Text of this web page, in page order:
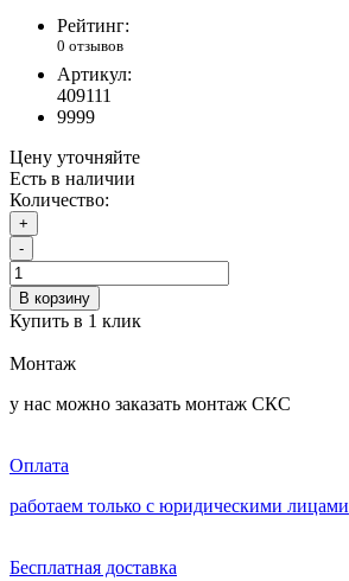
Рейтинг:
0 отзывов
Артикул:
409111
9999
Цену уточняйте
Есть в наличии
Количество:
+
-
В корзину
Купить в 1 клик
Монтаж
у нас можно заказать монтаж СКС
Оплата
работаем только с юридическими лицами
Бесплатная доставка